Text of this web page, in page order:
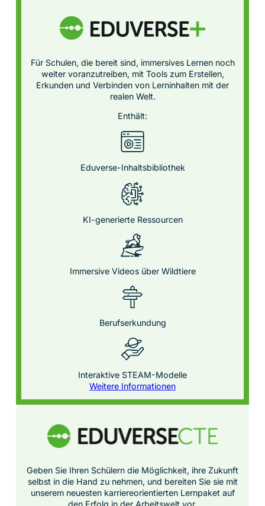
Für Schulen, die bereit sind, immersives Lernen noch
weiter voranzutreiben, mit Tools zum Erstellen,
Erkunden und Verbinden von Lerninhalten mit der
realen Welt.
Enthält:
Eduverse-Inhaltsbibliothek
KI-generierte Ressourcen
Immersive Videos über Wildtiere
Berufserkundung
Interaktive STEAM-Modelle
Weitere Informationen
Geben Sie Ihren Schülern die Möglichkeit, ihre Zukunft
selbst in die Hand zu nehmen, und bereiten Sie sie mit
unserem neuesten karriereorientierten Lernpaket auf
den Erfolg in der Arbeitswelt vor.